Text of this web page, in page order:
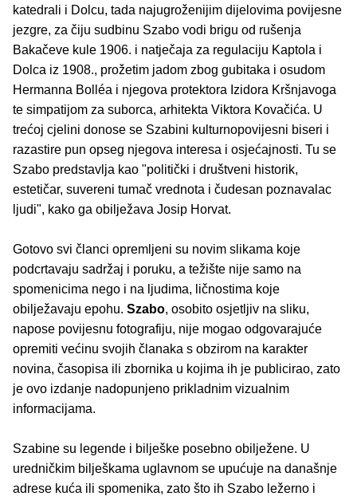
katedrali i Dolcu, tada najugroženijim dijelovima povijesne
jezgre, za čiju sudbinu Szabo vodi brigu od rušenja
Bakačeve kule 1906. i natječaja za regulaciju Kaptola i
Dolca iz 1908., prožetim jadom zbog gubitaka i osudom
Hermanna Bolléa i njegova protektora Izidora Kršnjavoga
te simpatijom za suborca, arhitekta Viktora Kovačića. U
trećoj cjelini donose se Szabini kulturnopovijesni biseri i
razastire pun opseg njegova interesa i osjećajnosti. Tu se
Szabo predstavlja kao "politički i društveni historik,
estetičar, suvereni tumač vrednota i čudesan poznavalac
ljudi", kako ga obilježava Josip Horvat.
Gotovo svi članci opremljeni su novim slikama koje
podcrtavaju sadržaj i poruku, a težište nije samo na
spomenicima nego i na ljudima, ličnostima koje
obilježavaju epohu. Szabo, osobito osjetljiv na sliku,
napose povijesnu fotografiju, nije mogao odgovarajuće
opremiti većinu svojih članaka s obzirom na karakter
novina, časopisa ili zbornika u kojima ih je publicirao, zato
je ovo izdanje nadopunjeno prikladnim vizualnim
informacijama.
Szabine su legende i bilješke posebno obilježene. U
uredničkim bilješkama uglavnom se upućuje na današnje
adrese kuća ili spomenika, zato što ih Szabo ležerno i